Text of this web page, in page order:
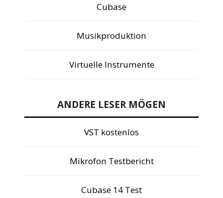
Cubase
Musikproduktion
Virtuelle Instrumente
ANDERE LESER MÖGEN
VST kostenlos
Mikrofon Testbericht
Cubase 14 Test